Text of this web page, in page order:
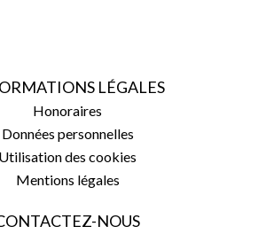
LÉGALES
Honoraires
Données personnelles
Utilisation des cookies
Mentions légales
NOUS